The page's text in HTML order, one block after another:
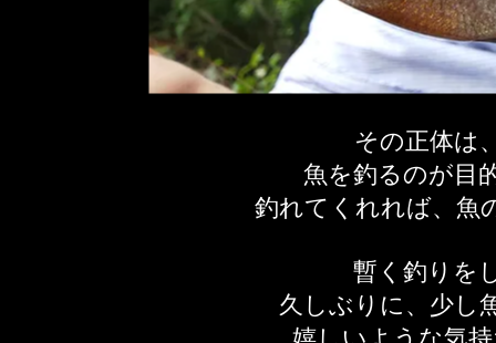
その正体は
魚を釣るのが目
釣れてくれれば、魚
暫く釣りを
久しぶりに、少し